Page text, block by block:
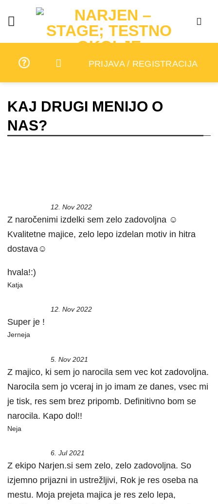
content
PRIJAVA / REGISTRACIJA
KAJ DRUGI MENIJO O
NAS?
12. Nov 2022
Z naročenimi izdelki sem zelo zadovoljna ☺
Kvalitetne majice, zelo lepo izdelan motiv in hitra
dostava☺
hvala!:)
Katja
12. Nov 2022
Super je !
Jerneja
5. Nov 2021
Z majico, ki sem jo narocila sem vec kot zadovoljna.
Narocila sem jo vceraj in jo imam ze danes, vsec mi
je tisk, res sem brez pripomb. Definitivno bom se
narocila. Kapo dol!!
Neja
6. Jul 2021
Z ekipo Narjen.si sem zelo, zelo zadovoljna. So
izjemno prijazni in ustrežljivi, Rok je res oseba na
mestu. Moja prejeta majica je res zelo lepa,